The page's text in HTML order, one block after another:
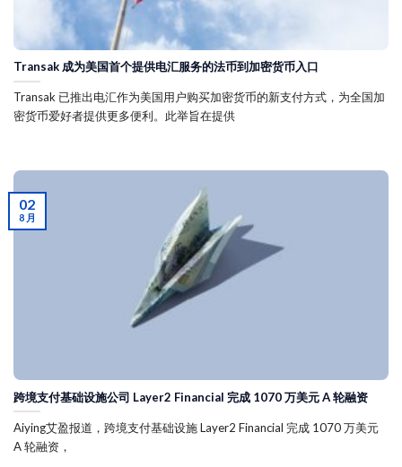
Transak 成为美国首个提供电汇服务的法币到加密货币入口
Transak 已推出电汇作为美国用户购买加密货币的新支付方式，为全国加
密货币爱好者提供更多便利。此举旨在提供
跨境支付基础设施公司 Layer2 Financial 完成 1070 万美元 A 轮融资
Aiying艾盈报道，跨境支付基础设施 Layer2 Financial 完成 1070 万美元
A 轮融资，
02
8 月